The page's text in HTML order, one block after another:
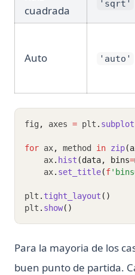
cuadrada
'sqrt'
Auto 'auto'
fig , axes = plt .
for ax, method in zip
    ax
. hist (data, bins=
    ax
. set_title(f
plt . tight_layout ()
plt . show()
Para la mayoria de los
buen punto de partida.